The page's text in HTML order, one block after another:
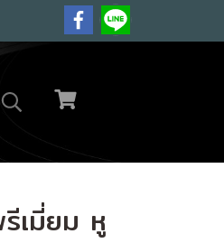
เมี่ยม หู